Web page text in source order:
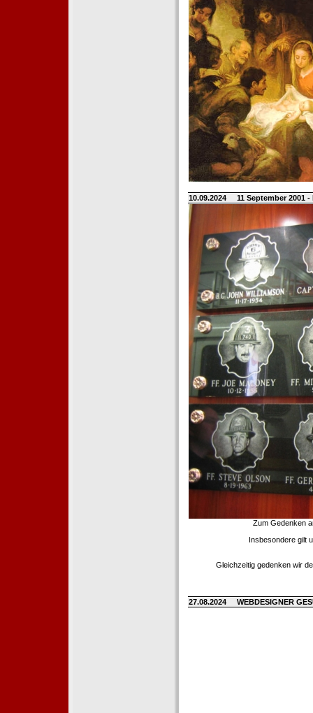
10.09.2024 11 September 2001
Zum Gedenken
Insbesondere gilt
Gleichzeitig gedenken wir
27.08.2024 WEBDESIGNER